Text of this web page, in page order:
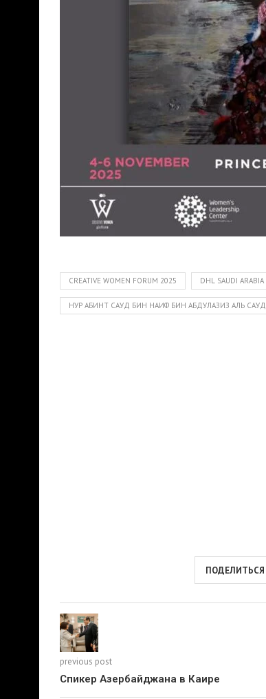
CREATIVE WOMEN FORUM 2025 DHL SAUDI ARABIA
НУР АБИНТ САУД БИН НАИФ БИН АБДУЛАЗИЗ АЛЬ САУД
ПОДЕЛИТЬСЯ
previous post
Спикер Азербайджана в Каире